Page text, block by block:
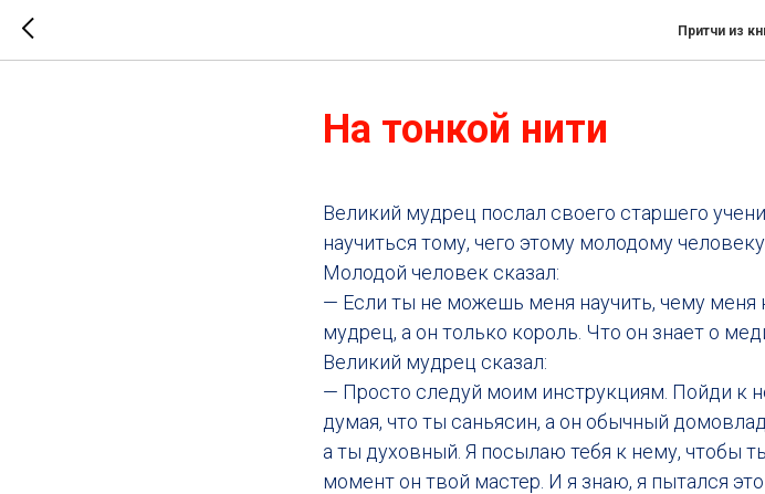
Притчи из
На тонкой нити
Великий мудрец послал своего старшего
научиться тому, чего этому молодому человеку
Молодой человек сказал:
— Если ты не можешь меня научить, чему меня
мудрец, а он только король. Что он знает о
Великий мудрец сказал:
— Просто следуй моим инструкциям. Пойди к
думая, что ты саньясин, а он обычный
а ты духовный. Я посылаю тебя к нему, чтобы
момент он твой мастер. И я знаю, я пытался